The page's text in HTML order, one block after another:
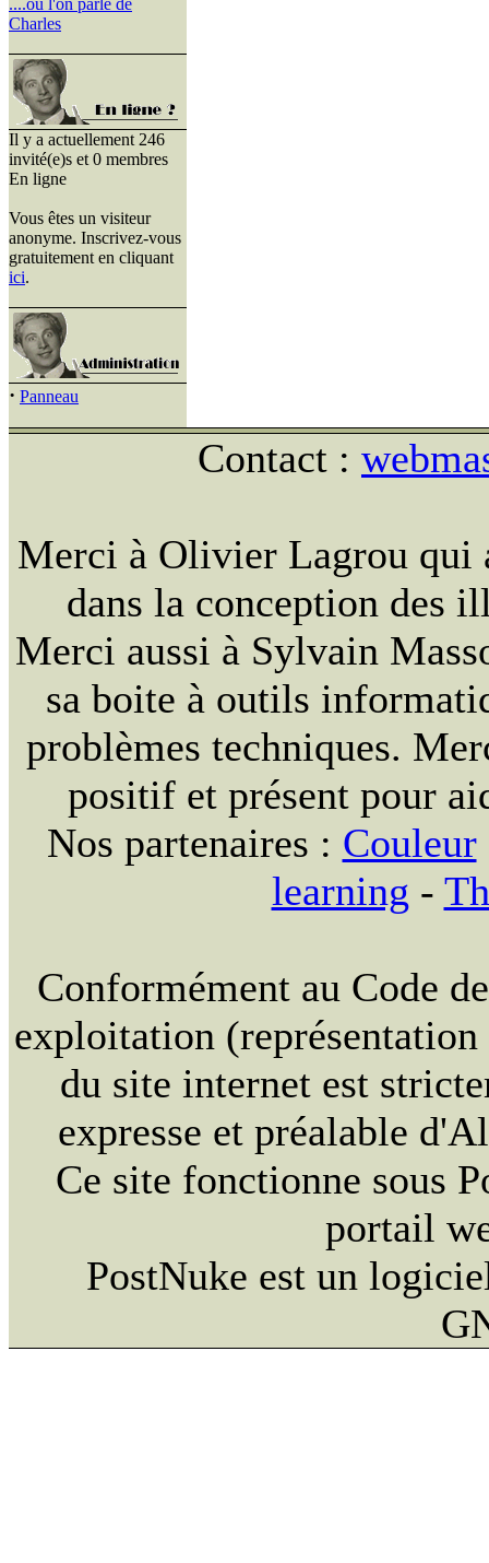
....où l'on parle de
Charles
Il y a actuellement 246
invité(e)s et 0 membres
En ligne
Vous êtes un visiteur
anonyme. Inscrivez-vous
gratuitement en cliquant
ici.
· Panneau
Contact :
Merci à Olivier Lagrou qui
dans la conception des
Merci aussi à Sylvain
sa boite à outils
problèmes techniques.
positif et présent pour
Nos partenaires : Couleur
learning -
Conformément au Code
exploitation
du site internet est
expresse et préalable
Ce site fonctionne sous
portail
PostNuke est un